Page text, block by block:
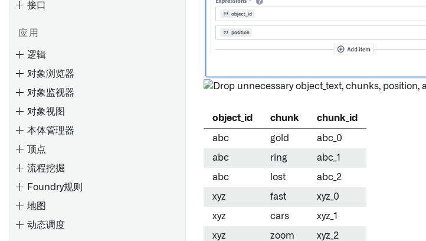
接口
应用
逻辑
评估
入门
评估指标仪表盘
对象浏览器
搜索语法
使用图表进行探索
对象监视器
监控
输入
评估
对象视图
概述
配置 Workshop 标签页
本体管理器
顶点
探索现有图表
流程挖掘
Foundry规则
地图
动态调度
object_id chunk chunk_id
abc gold abc_0
abc ring abc_1
abc lost abc_2
xyz fast xyz_0
xyz cars xyz_1
xyz zoom xyz_2